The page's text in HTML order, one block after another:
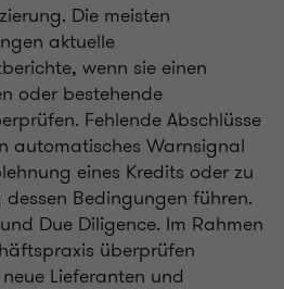
Die meisten
aktuelle
wenn sie einen
oder bestehende
Fehlende Abschlüsse
automatisches Warnsignal
eines Kredits oder zu
Bedingungen führen.
Due Diligence. Im Rahmen
überprüfen
Lieferanten und